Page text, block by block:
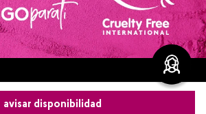
avisar disponibilidad